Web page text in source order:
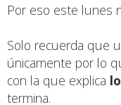
Por eso este lunes
Solo recuerda que
únicamente por lo
con la que explica
termina.